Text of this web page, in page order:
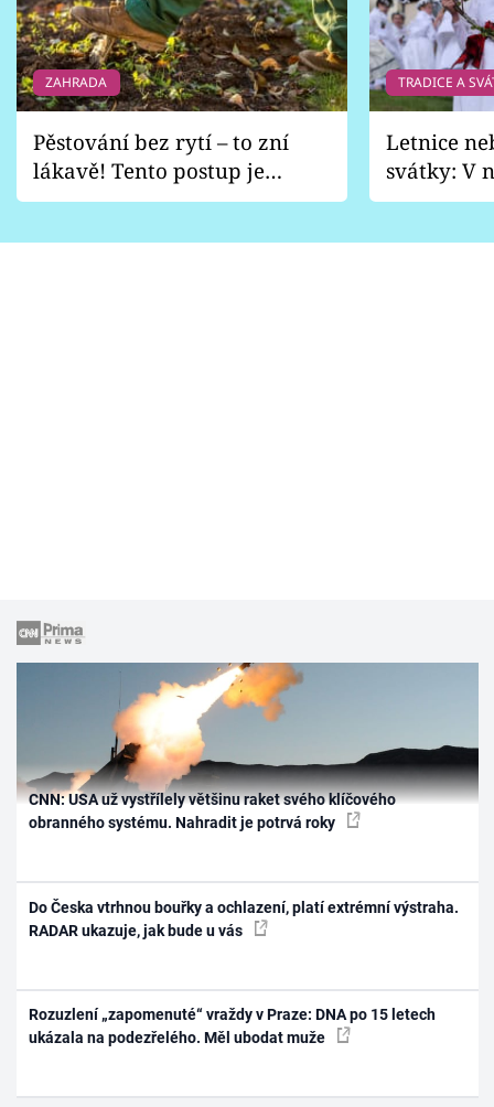
ZAHRADA
Pěstování bez rytí – to zní
lákavě! Tento postup je
vhodný jen pro některé
TRADICE A
Letnice
svátky: V
pondělí
CNN: USA už vystřílely většinu raket svého klíčového
obranného systému. Nahradit je potrvá roky
Do Česka vtrhnou bouřky a ochlazení, platí extrémní výstraha.
RADAR ukazuje, jak bude u vás
Rozuzlení „zapomenuté“ vraždy v Praze: DNA po 15 letech
ukázala na podezřelého. Měl ubodat muže